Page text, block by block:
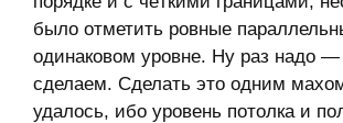
было отметить ровные
одинаковом уровне. Ну раз надо —
сделаем. Сделать это одним
удалось, ибо уровень потолка и